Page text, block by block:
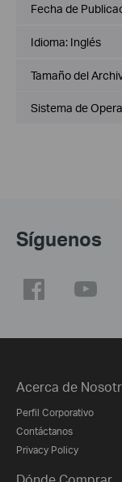
Fecha de
Idioma: Inglés
Tamaño del
Sistema de
Síguenos
Acerca de
Perfil Corporativo
Contáctanos
Privacy Policy